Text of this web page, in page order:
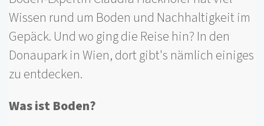
Wissen rund um Boden und Nachhaltigkeit im
Gepäck. Und wo ging die Reise hin? In den
Donaupark in Wien, dort gibt's nämlich einiges
zu entdecken.
Was ist Boden?